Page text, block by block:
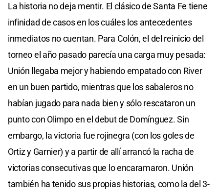
La historia no deja mentir. El clásico de Santa Fe tiene
infinidad de casos en los cuáles los antecedentes
inmediatos no cuentan. Para Colón, el del reinicio del
torneo el año pasado parecía una carga muy pesada:
Unión llegaba mejor y habiendo empatado con River
en un buen partido, mientras que los sabaleros no
habían jugado para nada bien y sólo rescataron un
punto con Olimpo en el debut de Domínguez. Sin
embargo, la victoria fue rojinegra (con los goles de
Ortiz y Garnier) y a partir de allí arrancó la racha de
victorias consecutivas que lo encaramaron. Unión
también ha tenido sus propias historias, como la del 3-